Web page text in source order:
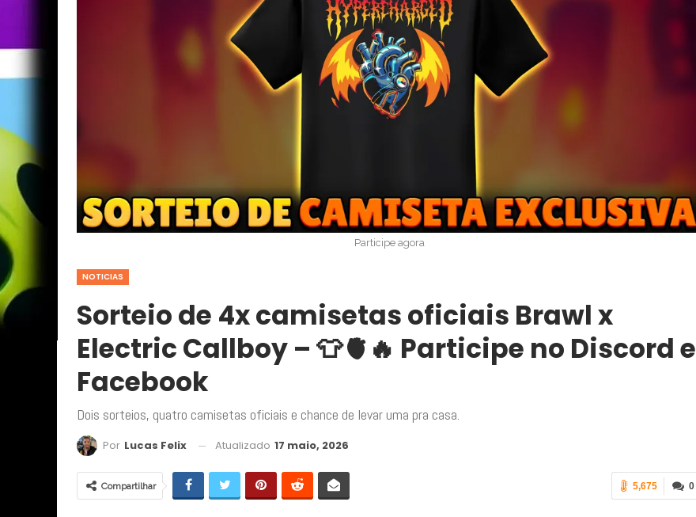
Participe agora
NOTICIAS
Sorteio de 4x camisetas oficiais Brawl x
Electric Callboy – 👕🫀🔥 Participe no Discord e
Facebook
Dois sorteios, quatro camisetas oficiais e chance de levar uma pra casa.
Por Lucas Felix Atualizado 17 maio, 2026
0
5,675
Compartilhar